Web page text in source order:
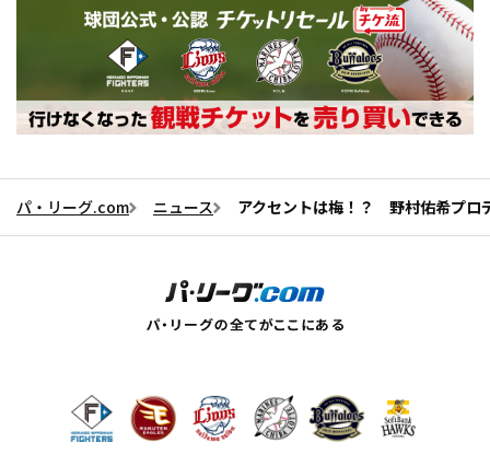
パ・リーグ.com ニュース アクセントは梅！？ 野村佑希プロ